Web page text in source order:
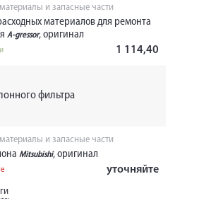
и запасные части
материалов для ремонта
A-gressor, оригинал
1 114,40
фильтра
и запасные части
Mitsubishi, оригинал
уточняйте